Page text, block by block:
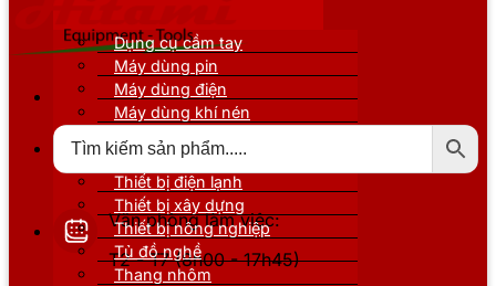
Văn phòng làm việc:
T2 - T7 (8h00 - 17h45)
Dụng cụ cầm tay
Máy dùng pin
Máy dùng điện
Máy dùng khí nén
Thiết bị nâng đỡ
Thiết bị điện lạnh
Thiết bị xây dựng
Thiết bị nông nghiệp
Tủ đồ nghề
Thang nhôm